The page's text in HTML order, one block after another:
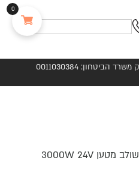
הביטחון: 0011030384
/ ממיר משולב מטען 3000W 24V
0